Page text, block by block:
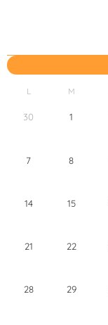
L M
30 1
7 8
14 15
21 22
28 29